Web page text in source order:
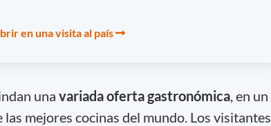
en una visita al país
una variada oferta gastronómica, en un
mejores cocinas del mundo. Los visitantes